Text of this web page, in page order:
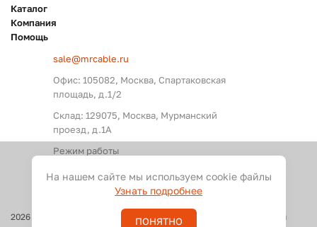
Каталог
Компания
Помощь
sale@mrcable.ru
Офис: 105082, Москва, Спартаковская
площадь, д.1/2
Склад: 129075, Москва, Мурманский
проезд, д.1А
Режим работы
2026
Оптовые поставки кабелей и разъемов для аудио, видео и
На нашем сайте мы используем cookie файлы
Узнать подробнее
ПОНЯТНО